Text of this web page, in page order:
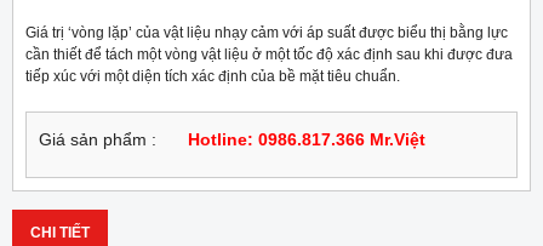
Giá trị ‘vòng lặp’ của vật liệu nhạy cảm với áp suất được biểu thị bằng lực
cần thiết để tách một vòng vật liệu ở một tốc độ xác định sau khi được đưa
tiếp xúc với một diện tích xác định của bề mặt tiêu chuẩn.
Giá sản phẩm : Hotline: 0986.817.366 Mr.Việt
CHI TIẾT